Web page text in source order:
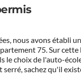
nous avons établi
75. Sur cette
le choix de l'auto-
serré, sachez qu'il